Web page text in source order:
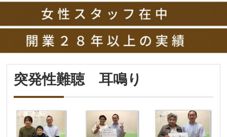
突発性難聴 耳鳴り